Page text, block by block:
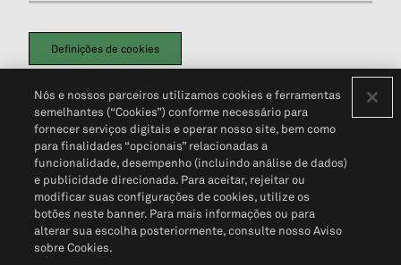
Definições de cookies
Política de PrivacidadePortal de privacidade do cliente (em inglês)
Não Venda Minhas Informações Pessoais© 2026 S&P Global
Nós e nossos parceiros utilizamos cookies e ferramentas
semelhantes (“Cookies”) conforme necessário para
fornecer serviços digitais e operar nosso site, bem como
para finalidades “opcionais” relacionadas a
funcionalidade, desempenho (incluindo análise de dados)
e publicidade direcionada. Para aceitar, rejeitar ou
modificar suas configurações de cookies, utilize os
botões neste banner. Para mais informações ou para
alterar sua escolha posteriormente, consulte nosso Aviso
sobre Cookies.